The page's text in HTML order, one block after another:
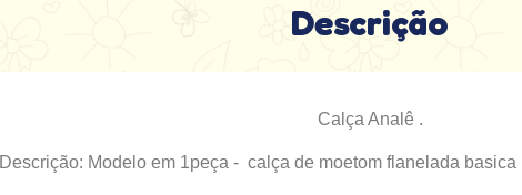
Descrição
Calça Analê .
Descrição: Modelo em 1peça - calça de moetom flanelada